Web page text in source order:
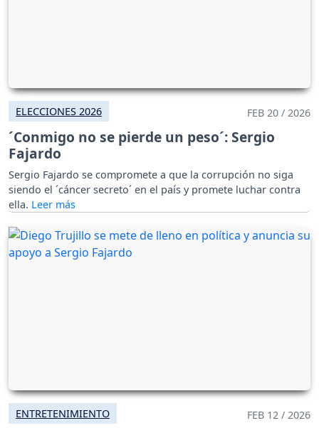
ELECCIONES 2026 FEB 20 / 2026
´Conmigo no se pierde un peso´: Sergio
Fajardo
Sergio Fajardo se compromete a que la corrupción no siga
siendo el ´cáncer secreto´ en el país y promete luchar contra
ella.
ENTRETENIMIENTO FEB 12 / 2026